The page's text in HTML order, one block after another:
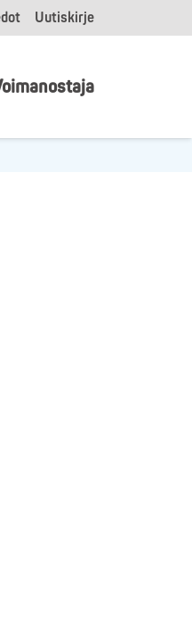
Uutiskirje